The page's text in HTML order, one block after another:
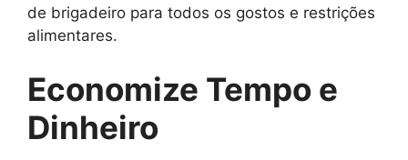
de brigadeiro para todos os gostos e restrições
alimentares.
Economize Tempo e
Dinheiro